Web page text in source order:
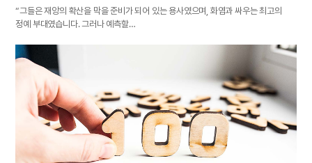
“그들은 재앙의 확산을 막을 준비가 되어 있는 용사였으며, 화염과 싸우는 최고의
정예 부대였습니다. 그러나 예측할…